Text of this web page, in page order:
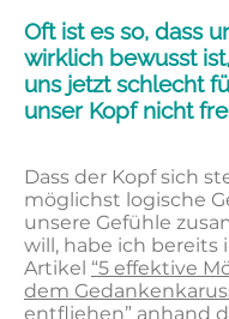
Oft ist es so, dass
wirklich bewusst
uns jetzt schlecht
unser Kopf nicht
Dass der Kopf sich
möglichst logische
unsere Gefühle
will, habe ich bereits
Artikel “5 effektive
dem
entfliehen” anhand